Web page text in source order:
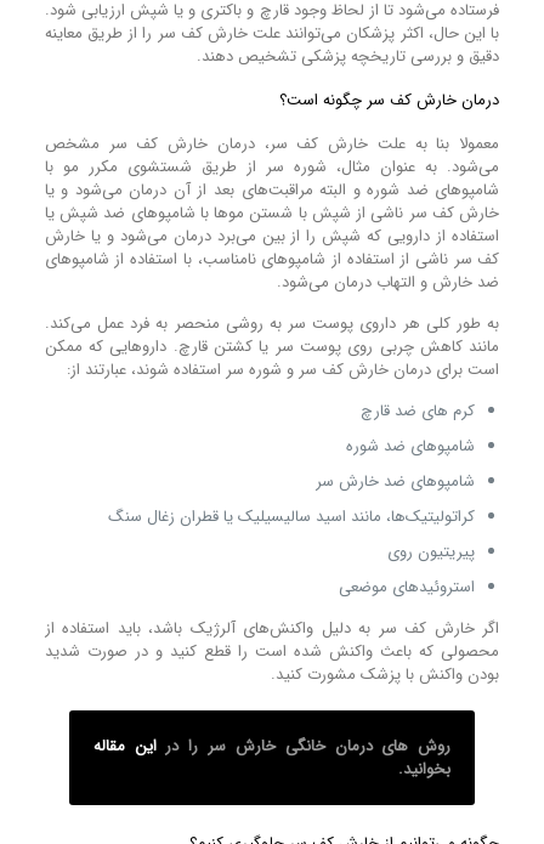
فرستاده می‌شود تا از لحاظ وجود قارچ و باکتری و یا شپش ارزیابی شود.
با این حال، اکثر پزشکان می‌توانند علت خارش کف سر را از طریق معاینه
دقیق و بررسی تاریخچه پزشکی تشخیص دهند.
درمان خارش کف سر چگونه است؟
معمولا بنا به علت خارش کف سر، درمان خارش کف سر مشخص
می‌شود. به عنوان مثال، شوره سر از طریق شستشوی مکرر مو با
شامپو‌های ضد شوره و البته مراقبت‌های بعد از آن درمان می‌شود و یا
خارش کف سر ناشی از شپش با شستن مو‌ها با شامپو‌های ضد شپش یا
استفاده از دارویی که شپش را از بین می‌برد درمان می‌شود و یا خارش
کف سر ناشی از استفاده از شامپو‌های نامناسب، با استفاده از شامپو‌های
ضد خارش و التهاب درمان می‌شود.
به طور کلی هر داروی پوست سر به روشی منحصر به فرد عمل می‌کند.
مانند کاهش چربی روی پوست سر یا کشتن قارچ. دارو‌هایی که ممکن
است برای درمان خارش کف سر و شوره سر استفاده شوند، عبارتند از:
کرم‌ های ضد قارچ
شامپو‌های ضد شوره
شامپو‌های ضد خارش سر
کراتولیتیک‌ها، مانند اسید سالیسیلیک یا قطران زغال سنگ
پیریتیون روی
استروئید‌های موضعی
اگر خارش کف سر به دلیل واکنش‌های آلرژیک باشد، باید استفاده از
محصولی که باعث واکنش شده است را قطع کنید و در صورت شدید
بودن واکنش با پزشک مشورت کنید.
روش های درمان خانگی خارش سر را در این مقاله
بخوانید.